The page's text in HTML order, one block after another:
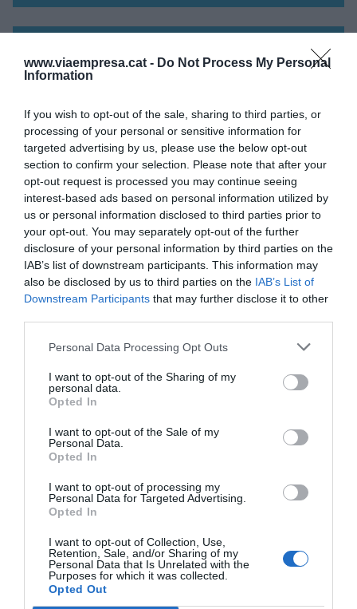
www.viaempresa.cat - Do Not Process My Personal
Information
If you wish to opt-out of the sale, sharing to third parties, or
processing of your personal or sensitive information for
targeted advertising by us, please use the below opt-out
section to confirm your selection. Please note that after your
opt-out request is processed you may continue seeing
interest-based ads based on personal information utilized by
us or personal information disclosed to third parties prior to
your opt-out. You may separately opt-out of the further
disclosure of your personal information by third parties on the
IAB’s list of downstream participants. This information may
also be disclosed by us to third parties on the IAB’s List of
Downstream Participants that may further disclose it to other
Personal Data Processing Opt Outs
I want to opt-out of the Sharing of my
personal data.
Opted In
I want to opt-out of the Sale of my
Personal Data.
Opted In
I want to opt-out of processing my
Personal Data for Targeted Advertising.
Opted In
I want to opt-out of Collection, Use,
Retention, Sale, and/or Sharing of my
Personal Data that Is Unrelated with the
Purposes for which it was collected.
Opted Out
Un adéu al 2018
24 de desembre de 2018
L'OPINIÓ
L'èxit de les empreses
16 de novembre de 2018
JOAN MAJÓ
L'OPINIÓ
La formació a l'escola i a
l'empresa
19 d’octubre de 2018
El problema de fons de la
JOAN MAJÓ
Anterior 1 2 3 4 5 6 7